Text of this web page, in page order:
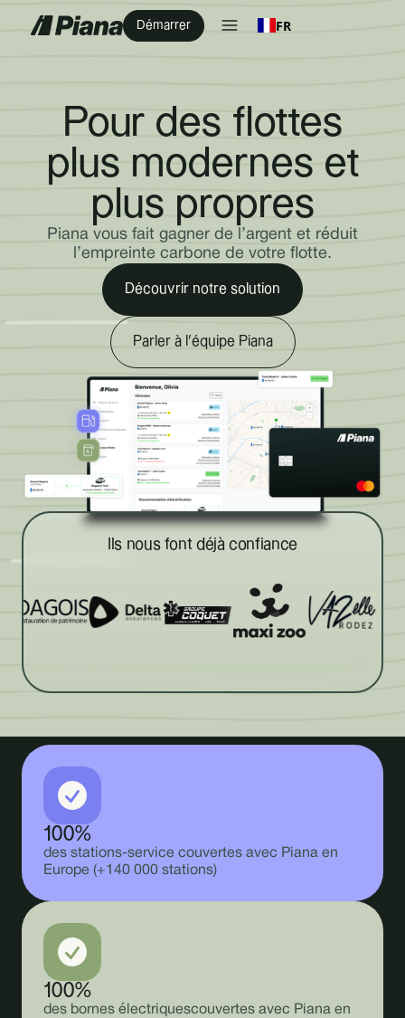
Démarrer FR
Pour des flottes
plus modernes et
plus propres
Piana vous fait gagner de l’argent et réduit
l’empreinte carbone de votre flotte.
Découvrir notre solution
Parler à l’équipe Piana
Ils nous font déjà confiance
100%
des stations-service couvertes avec Piana en
Europe (+140 000 stations)
100%
des bornes électriques couvertes avec Piana en